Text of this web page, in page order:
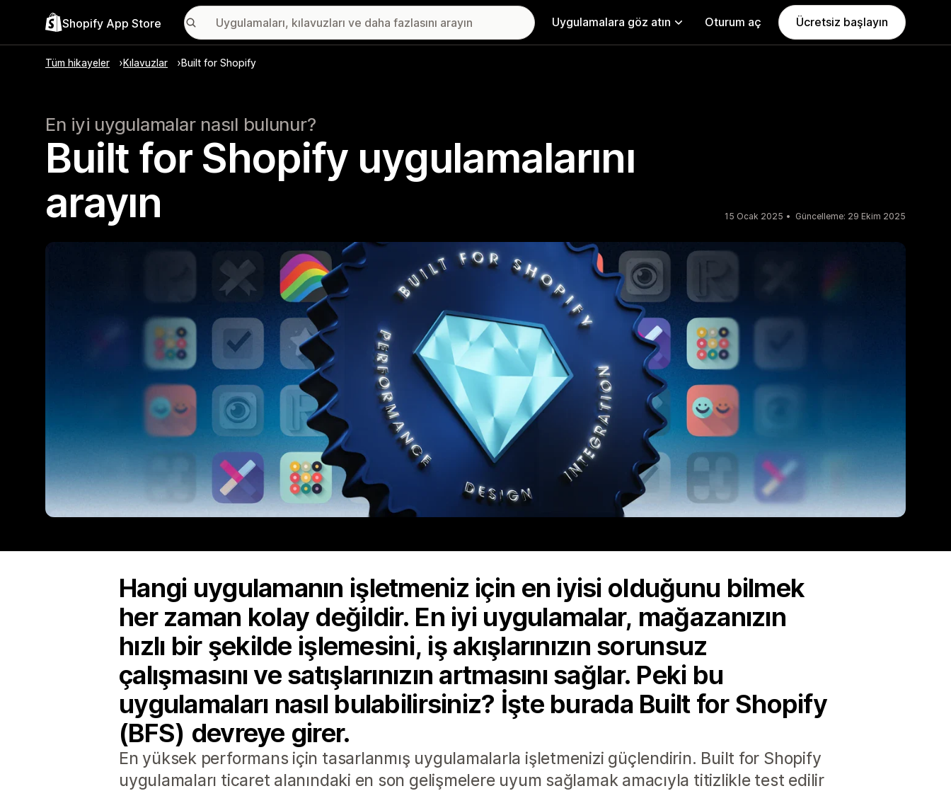
Shopify App Store Uygulamalara göz atın Oturum aç Ücretsiz başlayın
Tüm hikayeler Kılavuzlar Built for Shopify
En iyi uygulamalar nasıl bulunur?
Built for Shopify uygulamalarını
arayın
15 Ocak 2025 Güncelleme: 29 Ekim 2025
Hangi uygulamanın işletmeniz için en iyisi olduğunu bilmek
her zaman kolay değildir. En iyi uygulamalar, mağazanızın
hızlı bir şekilde işlemesini, iş akışlarınızın sorunsuz
çalışmasını ve satışlarınızın artmasını sağlar. Peki bu
uygulamaları nasıl bulabilirsiniz? İşte burada Built for Shopify
(BFS) devreye girer.
En yüksek performans için tasarlanmış uygulamalarla işletmenizi güçlendirin. Built for Shopify
uygulamaları ticaret alanındaki en son gelişmelere uyum sağlamak amacıyla titizlikle test edilir